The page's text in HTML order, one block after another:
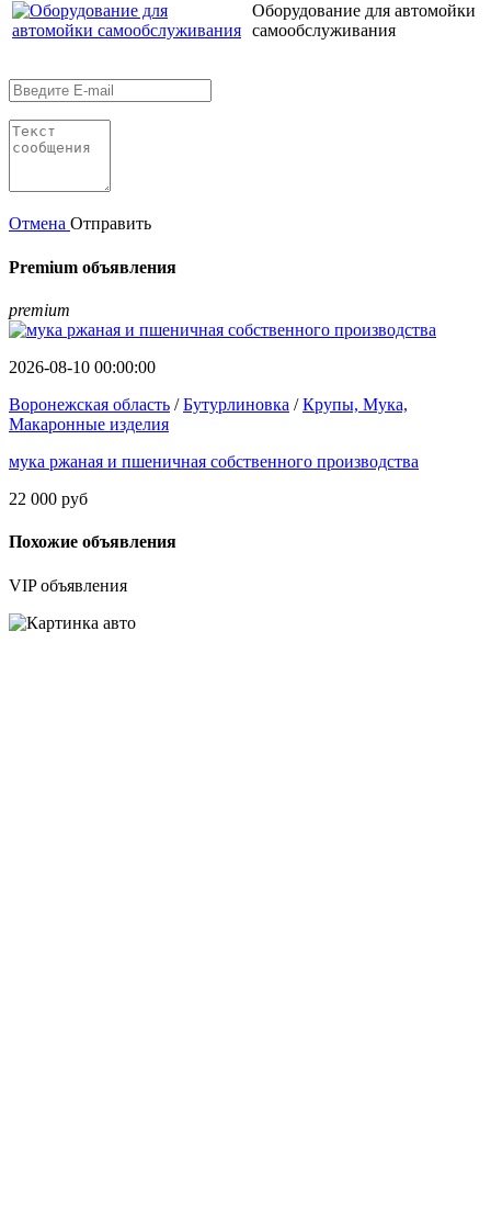
Оборудование для автомойки
самообслуживания
Отмена Отправить
Premium объявления
premium
2026-08-10 00:00:00
Воронежская область /Бутурлиновка /Крупы, Мука,
Макаронные изделия
мука ржаная и пшеничная собственного производства
22 000 руб
Похожие объявления
VIP объявления